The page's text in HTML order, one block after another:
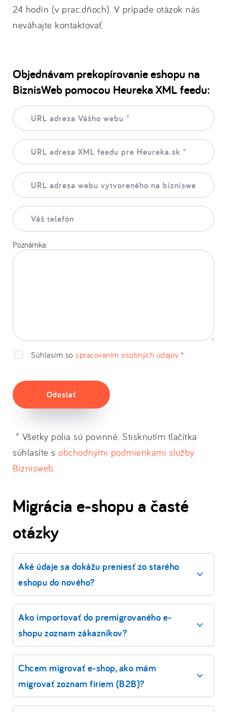
24 hodín (v prac.dňoch). V prípade otázok nás
neváhajte kontaktovať.
Objednávam prekopírovanie eshopu na
BiznisWeb pomocou Heureka XML feedu:
URL
adresa
Vášho
webu:
*
URL
adresa
XML
feedu
pre
Heureka.sk:
URL
adresa
webu
vytvoreného
na
biznisweb.sk:
Váš
telefón:
Poznámka:
Súhlasím so spracovaním osobných údajov *
Odoslať
* Všetky polia sú povinné. Stisknutím tlačítka
súhlasíte s obchodnými podmienkami služby
Biznisweb.
Migrácia e-shopu a časté
otázky
Aké údaje sa dokážu preniesť zo starého
eshopu do nového?
Ako importovať do premigrovaného e-
shopu zoznam zákazníkov?
Chcem migrovať e-shop, ako mám
migrovať zoznam firiem (B2B)?